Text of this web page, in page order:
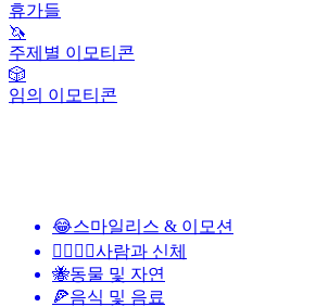
휴가들
🦄
주제별 이모티콘
🎲
임의 이모티콘
😂스마일리스 & 이모션
👩‍❤️‍💋‍👨사람과 신체
🐝동물 및 자연
🍕음식 및 음료